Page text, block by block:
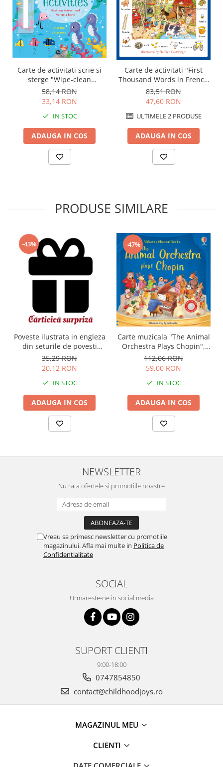
Carte de activitati scrie si
sterge "Wipe-clean
aquarium activities",
reutilizabila, Usborne
58,14 RON
33,14 RON
IN STOC
ADAUGA IN COS
Carte de activitati "First
Thousand Words in French
Sticker Book", 500 stickers,
Usborne
83,51 RON
47,60 RON
ULTIMELE 2 PRODUSE
ADAUGA IN COS
PRODUSE SIMILARE
-43%
Poveste ilustrata in engleza
din seturile de povesti
Usborne
35,29 RON
20,12 RON
IN STOC
ADAUGA IN COS
-47%
Carte muzicala "The Animal
Orchestra Plays Chopin",
cartonata, Usborne
112,06 RON
59,00 RON
IN STOC
ADAUGA IN COS
NEWSLETTER
Nu rata ofertele si promotiile noastre
Vreau sa primesc newsletter cu promotiile
magazinului. Afla mai multe in Politica de
Confidentialitate
SOCIAL
Urmareste-ne in social media
SUPORT CLIENTI
9:00-18:00
0747854850
contact@childhoodjoys.ro
MAGAZINUL MEU
CLIENTI